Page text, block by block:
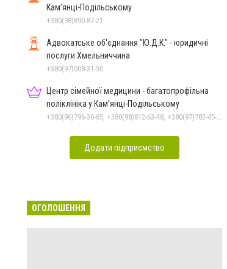
Кам’янці-Подільському
+380(98)890-87-21
Адвокатське об'єднання "Ю.Д.К." - юридичні
послуги Хмельниччина
+380(97)008-31-30
Центр сімейної медицини - багатопрофільна
поліклініка у Кам’янці-Подільському
+380(96)796-36-85, +380(98)812-63-48, +380(97)782-45-70
Додати підприємство
ОГОЛОШЕННЯ